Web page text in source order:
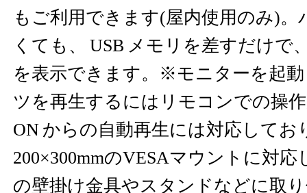
もご利用できます(屋内使用のみ)
くても、 USB メモリを差すだけで
を表示できます。※モニターを起
ツを再生するにはリモコンでの操
ON からの自動再生には対応してお
200×300mmのVESAマウントに対
の壁掛け金具やスタンドなどに取